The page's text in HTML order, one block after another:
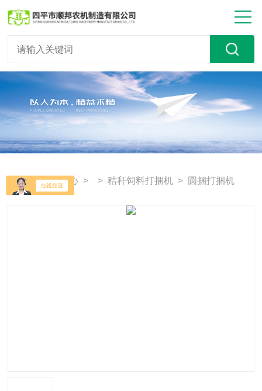
首页 >产品中心 > >秸秆饲料打捆机 > 圆捆打捆机